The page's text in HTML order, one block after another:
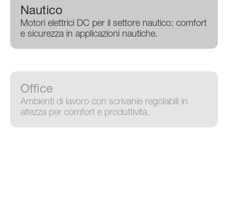
Nautico
Motori elettrici DC per il settore nautico: comfort
e sicurezza in applicazioni nautiche.
Office
Ambienti di lavoro con scrivanie regolabili in
altezza per comfort e produttività.